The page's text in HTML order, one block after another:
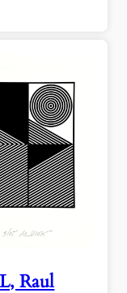
Raul